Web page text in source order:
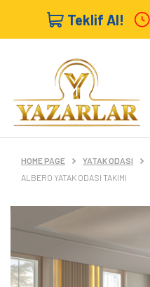
Teklif Al!
HOME PAGE YATAK ODASI
ALBERO YATAK ODASI TAKIMI